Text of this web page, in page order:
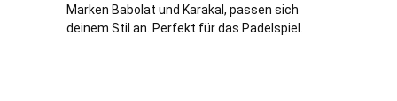
Marken Babolat und Karakal, passen sich
deinem Stil an. Perfekt für das Padelspiel.